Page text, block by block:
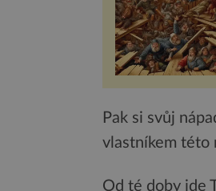
Pak si svůj
vlastníkem této
Od té doby jde